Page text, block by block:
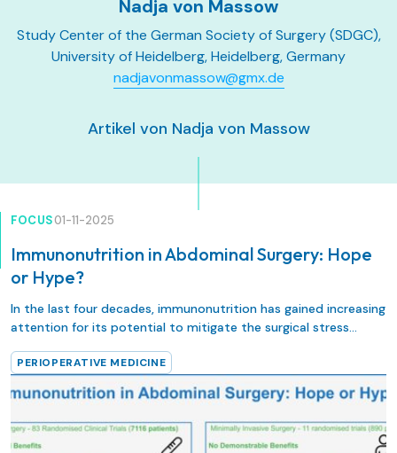
Nadja von Massow
Study Center of the German Society of Surgery (SDGC),
University of Heidelberg, Heidelberg, Germany
nadjavonmassow@gmx.de
Artikel von Nadja von Massow
FOCUS01-11-2025
Immunonutrition in Abdominal Surgery: Hope
or Hype?
In the last four decades, immunonutrition has gained increasing
attention for its potential to mitigate the surgical stress
PERIOPERATIVE MEDICINE